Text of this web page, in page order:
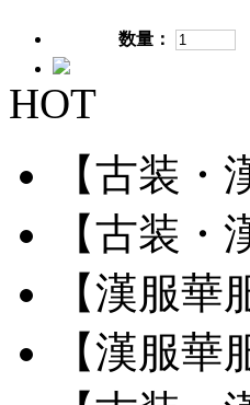
数量：
HOT
【古装
【古装
【漢服
【漢服